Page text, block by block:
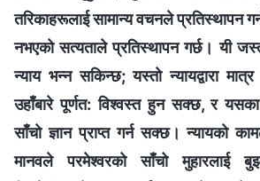
तरिकाहरूलाई सामान्य वचनले प्रतिस्थापन
नभएको सत्यताले प्रतिस्थापन गर्छ। यी
न्याय भन्न सकिन्छ; यस्तो न्यायद्वारा
उहाँबारे पूर्णत: विश्‍वस्त हुन सक्छ, र
साँचो ज्ञान प्राप्त गर्न सक्छ। न्यायको
मानवले परमेश्‍वरको साँचो